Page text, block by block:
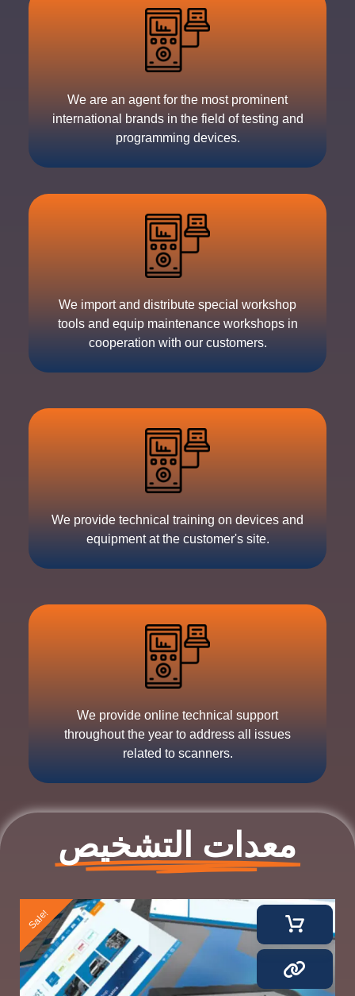
We are an agent for the most prominent
international brands in the field of testing and
programming devices.
We import and distribute special workshop
tools and equip maintenance workshops in
cooperation with our customers.
We provide technical training on devices and
equipment at the customer's site.
We provide online technical support
throughout the year to address all issues
related to scanners.
معدات التشخيص